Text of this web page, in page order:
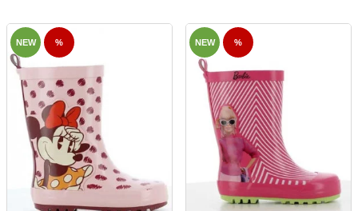
NEW % NEW %